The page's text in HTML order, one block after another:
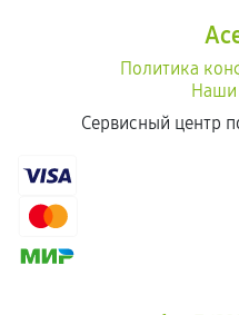
Политика
Наши
Сервисный центр